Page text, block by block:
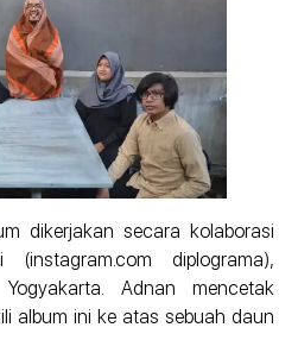
dikerjakan secara kolaborasi
diplograma),
Adnan mencetak
album ini ke atas sebuah daun